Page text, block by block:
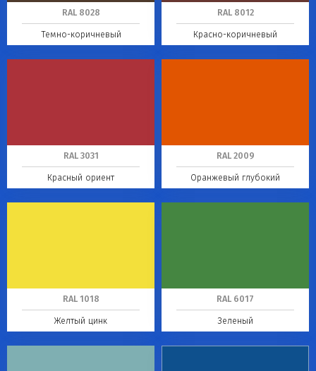
RAL 8028
Темно-коричневый
RAL 8012
Красно-коричневый
RAL 3031
Красный ориент
RAL 2009
Оранжевый глубокий
RAL 1018
Желтый цинк
RAL 6017
Зеленый